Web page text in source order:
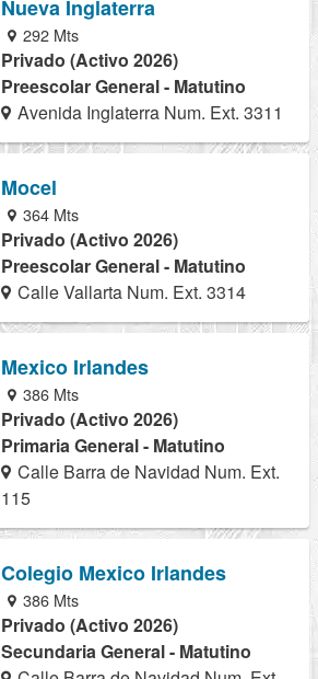
Nueva Inglaterra
292 Mts
Privado (Activo 2026)
Preescolar General - Matutino
Avenida Inglaterra Num. Ext. 3311
Mocel
364 Mts
Privado (Activo 2026)
Preescolar General - Matutino
Calle Vallarta Num. Ext. 3314
Mexico Irlandes
386 Mts
Privado (Activo 2026)
Primaria General - Matutino
Calle Barra de Navidad Num. Ext.
115
Colegio Mexico Irlandes
386 Mts
Privado (Activo 2026)
Secundaria General - Matutino